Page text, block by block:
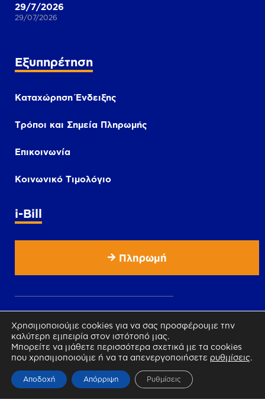
29/7/2026
29/07/2026
Εξυπηρέτηση
Καταχώρηση Ένδειξης
Τρόποι και Σημεία Πληρωμής
Επικοινωνία
Κοινωνικό Τιμολόγιο
i-Bill
Πληρωμή
Χρησιμοποιούμε cookies για να σας προσφέρουμε την
καλύτερη εμπειρία στον ιστότοπό μας.
Μπορείτε να μάθετε περισσότερα σχετικά με τα cookies
που χρησιμοποιούμε ή να τα απενεργοποιήσετε ρυθμίσεις.
Αποδοχή Απόρριψη Ρυθμίσεις